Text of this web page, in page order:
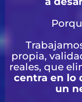
propia,
reales, que
centra en lo
un